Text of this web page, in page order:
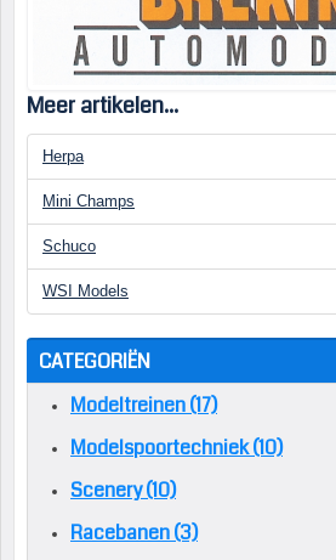
Meer artikelen...
Herpa
Mini Champs
Schuco
WSI Models
CATEGORIËN
Modeltreinen (17)
Modelspoortechniek (10)
Scenery (10)
Racebanen (3)